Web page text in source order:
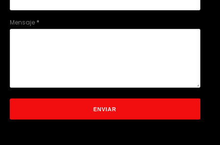
Mensaje *